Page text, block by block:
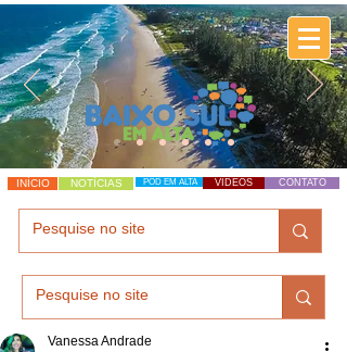
INÍCIO NOTÍCIAS POD EM ALTA VÍDEOS CONTATO
Vanessa Andrade